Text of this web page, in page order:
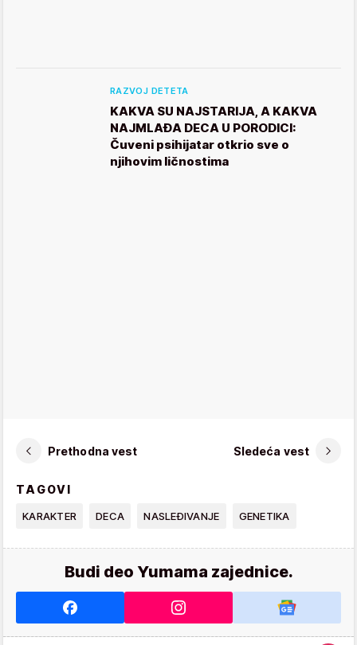
RAZVOJ DETETA
KAKVA SU NAJSTARIJA, A KAKVA
NAJMLAĐA DECA U PORODICI:
Čuveni psihijatar otkrio sve o
njihovim ličnostima
Prethodna vest Sledeća vest
TAGOVI
KARAKTER DECA NASLEĐIVANJE GENETIKA
Budi deo Yumama zajednice.